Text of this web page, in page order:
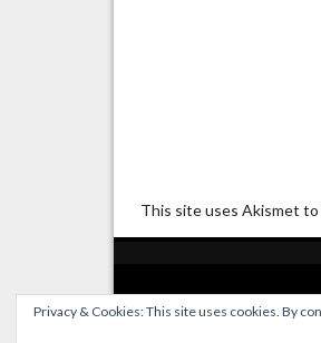
This site uses Akismet
Privacy & Cookies: This site uses cookies. By